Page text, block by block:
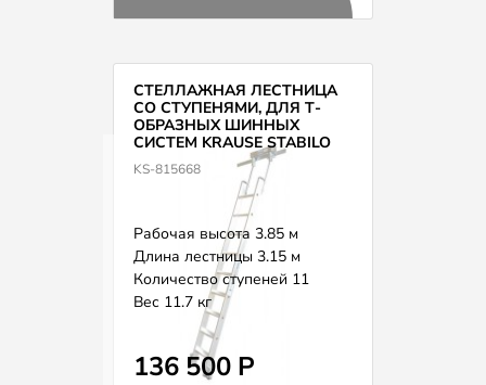
СТЕЛЛАЖНАЯ ЛЕСТНИЦА
СО СТУПЕНЯМИ, ДЛЯ Т-
ОБРАЗНЫХ ШИННЫХ
СИСТЕМ KRAUSE STABILO
815668
KS-815668
Рабочая высота 3.85 м
Длина лестницы 3.15 м
Количество ступеней 11
Вес 11.7 кг
136 500 Р